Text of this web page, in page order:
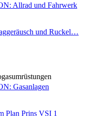
Allrad und Fahrwerk
und Ruckel…
Gasanlagen
Plan Prins VSI 1